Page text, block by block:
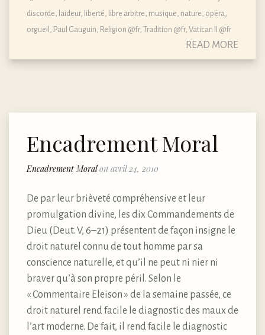
discorde, laideur, liberté, libre arbitre, musique, nature, opéra,
orgueil , Paul Gauguin, Religion @fr, Tradition @fr, Vatican II @fr
READ MORE
Encadrement Moral
Encadrement Moralon avril 24, 2010
De par leur brièveté compréhensive et leur
promulgation divine, les dix Commandements de
Dieu (Deut. V, 6–21) présentent de façon insigne le
droit naturel connu de tout homme par sa
conscience naturelle, et qu’il ne peut ni nier ni
braver qu’à son propre péril. Selon le
« Commentaire Eleison » de la semaine passée, ce
droit naturel rend facile le diagnostic des maux de
l’art moderne. De fait, il rend facile le diagnostic